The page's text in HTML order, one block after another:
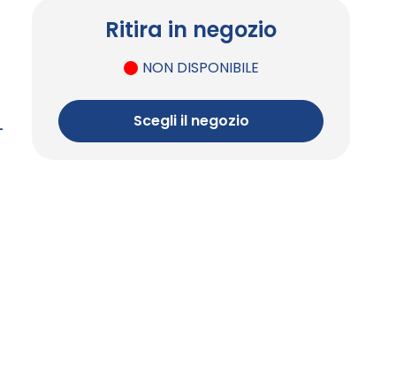
Ritira in negozio
NON DISPONIBILE
Scegli il negozio